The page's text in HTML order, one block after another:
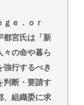
に死亡事故=運転
危険運転致死罪適
、卑猥すぎて賛否
ｅ．ｏｒ
都宮氏は「新
々の命や暮ら
強行するべき
判断・要請す
、組織委に求